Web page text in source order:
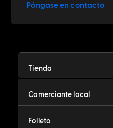
Póngase en contacto
Tienda
Comerciante local
Folleto